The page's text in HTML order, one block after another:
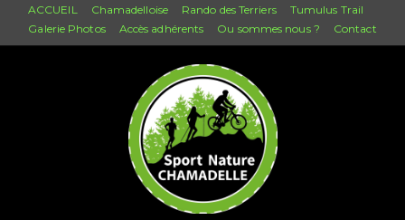
ACCUEIL Chamadelloise Rando des Terriers
Tumulus Trail
Galerie Photos
Accès adhérents Ou sommes nous ? Contact